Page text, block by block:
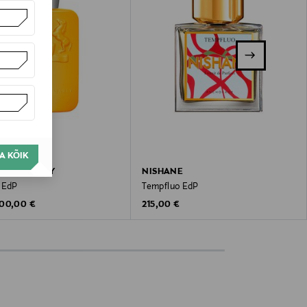
KÕIK
DE MARLY
Price
€
NISHANE
Tempfluo EdP
Original Price
215,00 €